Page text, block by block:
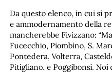
Da questo elenco, in cui si
e ammodernamento della
mancherebbe Fivizzano:
Fucecchio, Piombino, S.
Pontedera, Volterra,
Pitigliano, e Poggibonsi. Noi